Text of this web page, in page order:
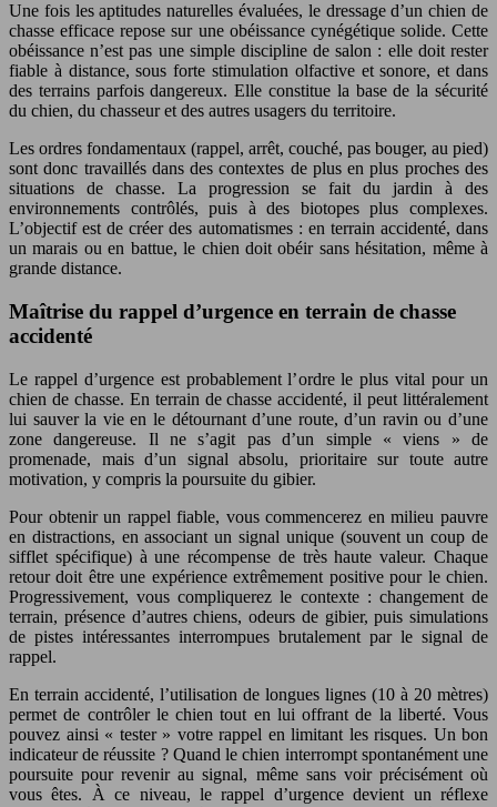
Une fois les aptitudes naturelles évaluées, le dressage d’un chien de
chasse efficace repose sur une obéissance cynégétique solide. Cette
obéissance n’est pas une simple discipline de salon : elle doit rester
fiable à distance, sous forte stimulation olfactive et sonore, et dans
des terrains parfois dangereux. Elle constitue la base de la sécurité
du chien, du chasseur et des autres usagers du territoire.
Les ordres fondamentaux (rappel, arrêt, couché, pas bouger, au pied)
sont donc travaillés dans des contextes de plus en plus proches des
situations de chasse. La progression se fait du jardin à des
environnements contrôlés, puis à des biotopes plus complexes.
L’objectif est de créer des automatismes : en terrain accidenté, dans
un marais ou en battue, le chien doit obéir sans hésitation, même à
grande distance.
Maîtrise du rappel d’urgence en terrain de chasse
accidenté
Le rappel d’urgence est probablement l’ordre le plus vital pour un
chien de chasse. En terrain de chasse accidenté, il peut littéralement
lui sauver la vie en le détournant d’une route, d’un ravin ou d’une
zone dangereuse. Il ne s’agit pas d’un simple « viens » de
promenade, mais d’un signal absolu, prioritaire sur toute autre
motivation, y compris la poursuite du gibier.
Pour obtenir un rappel fiable, vous commencerez en milieu pauvre
en distractions, en associant un signal unique (souvent un coup de
sifflet spécifique) à une récompense de très haute valeur. Chaque
retour doit être une expérience extrêmement positive pour le chien.
Progressivement, vous compliquerez le contexte : changement de
terrain, présence d’autres chiens, odeurs de gibier, puis simulations
de pistes intéressantes interrompues brutalement par le signal de
rappel.
En terrain accidenté, l’utilisation de longues lignes (10 à 20 mètres)
permet de contrôler le chien tout en lui offrant de la liberté. Vous
pouvez ainsi « tester » votre rappel en limitant les risques. Un bon
indicateur de réussite ? Quand le chien interrompt spontanément une
poursuite pour revenir au signal, même sans voir précisément où
vous êtes. À ce niveau, le rappel d’urgence devient un réflexe